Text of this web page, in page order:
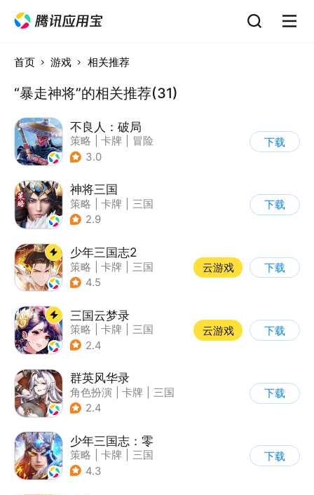
首页 游戏 相关推荐
“暴走神将”的相关推荐(31)
不良人：破局
策略 卡牌
冒险
| 画江湖之不良人
3.0
下载
神将三国
策略 卡牌
三国
| 中国风
2.9
下载
少年三国志2
策略 卡牌
三国
| 少年三国志
4.5
云游戏 下载
三国云梦录
策略 卡牌
三国
| 中国风
2.4
云游戏 下载
群英风华录
角色扮演 卡牌
三国
| 中国风
2.4
下载
少年三国志：零
策略 卡牌
三国
| 少年三国志
4.3
下载